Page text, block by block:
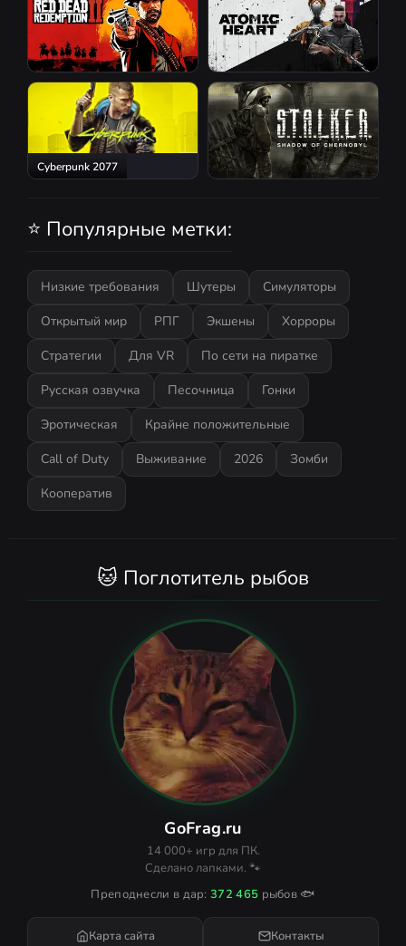
Red Dead Redemption 2 Atomic Heart
Cyberpunk 2077
⭐ Популярные метки:
Низкие требования Шутеры
Симуляторы
Открытый мир
РПГ Экшены
Хорроры
Стратегии
Для VR
По сети на пиратке
Русская озвучка
Песочница
Гонки
Эротическая
Крайне положительные
Call of Duty
Выживание 2026
Зомби
Кооператив
🐱 Поглотитель рыбов
GoFrag.ru
14 000+ игр для ПК.
Сделано лапками. 🐾
Преподнесли в дар:372 465 рыбов 🐟
Карта сайта Контакты